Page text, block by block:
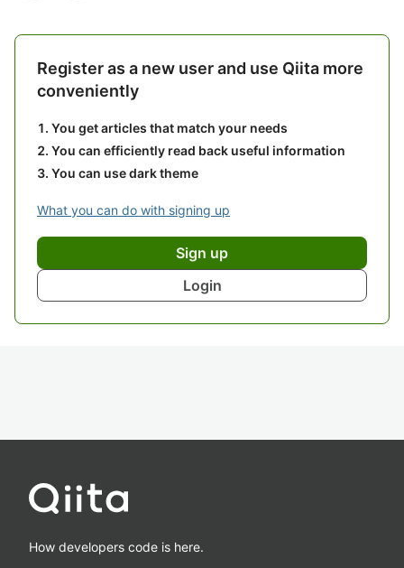
Register as a new user and use Qiita more
conveniently
You get articles that match your needs
You can efficiently read back useful information
You can use dark theme
What you can do with signing up
Sign up
Login
How developers code is here.